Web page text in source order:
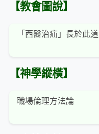
【教會圖說】
「西醫治疝」長於此道
【神學縱橫】
職場倫理方法論